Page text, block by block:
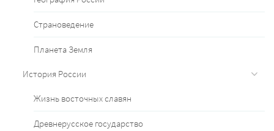
Страноведение
Планета Земля
История России
Жизнь восточных славян
Древнерусское государство